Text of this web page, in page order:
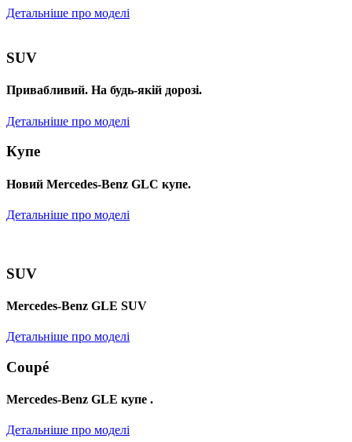
Детальніше про моделі
SUV
Привабливий. На будь-якій дорозі.
Детальніше про моделі
Купе
Новий Mercedes-Benz GLС купе.
Детальніше про моделі
SUV
Mercedes-Benz GLE SUV
Детальніше про моделі
Coupé
Mercedes-Benz GLE купе .
Детальніше про моделі